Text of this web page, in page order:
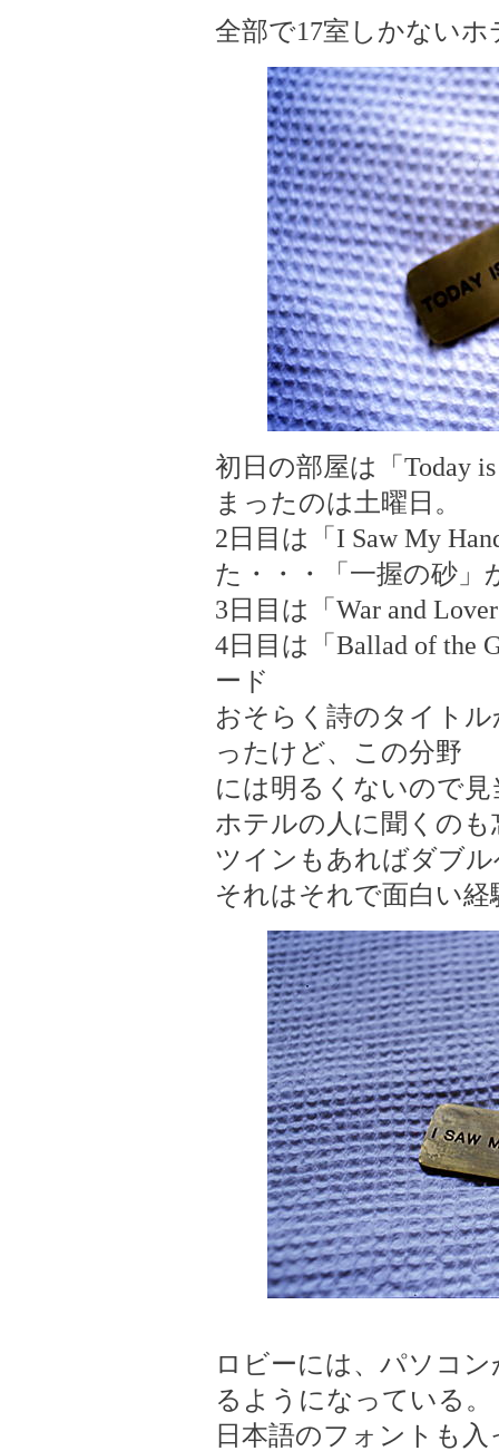
全部で17室しかない
初日の部屋は「Today
まったのは土曜日。
2日目は「I Saw My
た・・・「一握の砂」
3日目は「War and
4日目は「Ballad of the
ード
おそらく詩のタイト
ったけど、この分野
には明るくないので
ホテルの人に聞くのも
ツインもあればダブ
それはそれで面白い経
ロビーには、パソコ
るようになっている。
日本語のフォントも